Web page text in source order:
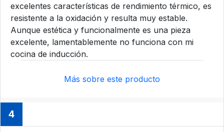
excelentes características de rendimiento térmico, es
resistente a la oxidación y resulta muy estable.
Aunque estética y funcionalmente es una pieza
excelente, lamentablemente no funciona con mi
cocina de inducción.
Más sobre este producto
4